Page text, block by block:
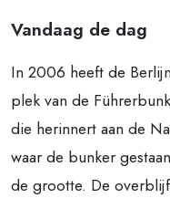
Vandaag de dag
In 2006 heeft de
plek van de
die herinnert aan de
waar de bunker
de grootte. De